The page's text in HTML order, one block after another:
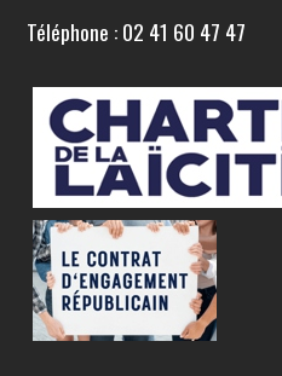
Téléphone : 02 41 60 47 47